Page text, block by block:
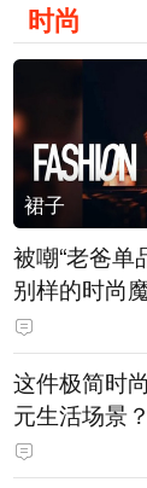
时尚
裙子
被嘲“老爸单
别样的时尚
这件极简时
元生活场景？